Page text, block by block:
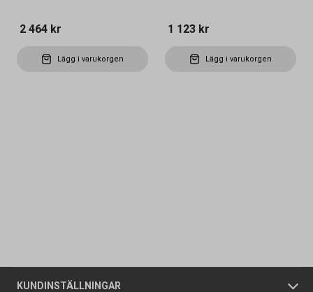
2 464 kr
Lägg i varukorgen
1 123 kr
Lägg i varukorgen
KUNDINSTÄLLNINGAR
Företagskund / Privatkund
Allmänna försäljningsvillkor
Butiker
Om oss